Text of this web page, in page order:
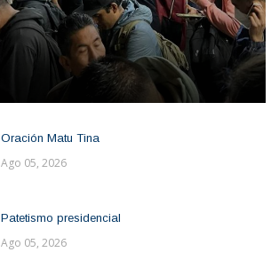
Oración Matu Tina
Ago 05, 2026
Patetismo presidencial
Ago 05, 2026